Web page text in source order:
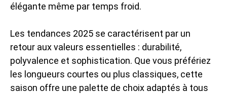
élégante même par temps froid.
Les tendances 2025 se caractérisent par un
retour aux valeurs essentielles : durabilité,
polyvalence et sophistication. Que vous préfériez
les longueurs courtes ou plus classiques, cette
saison offre une palette de choix adaptés à tous